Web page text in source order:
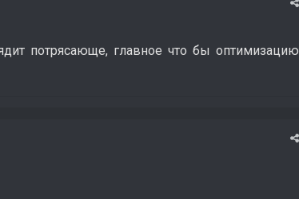
потрясающе, главное что бы оптимизацию